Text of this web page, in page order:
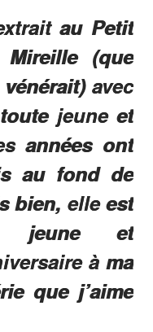
au Petit
Mireille (que
avec
jeune et
années ont
au fond de
bien, elle est
jeune et
à ma
que j’aime